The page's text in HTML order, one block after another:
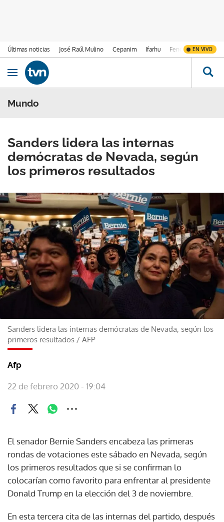
Últimas noticias José Raúl Mulino Cepanim Ifarhu Fenómeno de El
EN VIVO
Ir al contenido
Obrir navegació
Mundo
Sanders lidera las internas
demócratas de Nevada, según
los primeros resultados
Sanders lidera las internas demócratas de Nevada, según los
primeros resultados / AFP
Afp
22 de febrero 2020 - 19:04
El senador Bernie Sanders encabeza las primeras
rondas de votaciones este sábado en Nevada, según
los primeros resultados que si se confirman lo
colocarían como favorito para enfrentar al presidente
Donald Trump en la elección del 3 de noviembre.
En esta tercera cita de las internas del partido, después